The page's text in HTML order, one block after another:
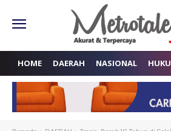
HOME DAERAH NASIONAL